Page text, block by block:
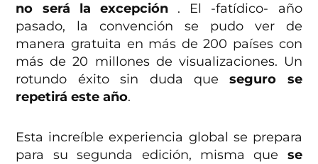
no será la excepción . El -fatídico- año
pasado, la convención se pudo ver de
manera gratuita en más de 200 países con
más de 20 millones de visualizaciones. Un
rotundo éxito sin duda que seguro se
repetirá este año.
Esta increíble experiencia global se prepara
para su segunda edición, misma que se